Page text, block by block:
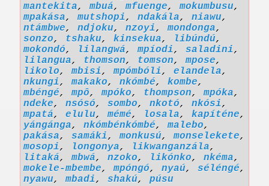
mantekita,mbuá,mfuenge,mokumbusu,
mpakása,mutshopi, ndakála, niawu,
ntámbwe, ndjoku, nzoyi,mondonga,
sonzo, tshaku, kinsekua, libúndú,
mokondó, lilangwá,mpíodi, saladini,
lilangua, thomson, tomson,mpose,
likolo,mbisi,mpómbóli, elandela,
nkungi,makako, nkómbé, kombe,
mbéngé,mpô,mpóko, thompson,mpóka,
ndeke, nsósó, sombo, nkotó, nkósi,
mpatá, elulu,mémé, losala, kapíténe,
yángánga, nkómbénkómbé,malebo,
pakása, samáki,monkusú,monselekete,
mosopi, longonya, likwanganzála,
litaká,mbwá, nzoko, likónko, nkéma,
mokele-mbembe,mpóngó, nyaú, séléngé,
nyawu,mbadi, shakú, púsu